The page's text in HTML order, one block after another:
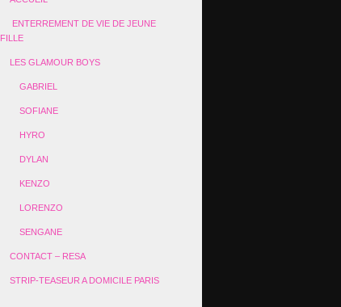
ENTERREMENT DE VIE DE JEUNE
FILLE
LES GLAMOUR BOYS
GABRIEL
SOFIANE
HYRO
DYLAN
KENZO
LORENZO
SENGANE
CONTACT – RESA
STRIP-TEASEUR A DOMICILE PARIS